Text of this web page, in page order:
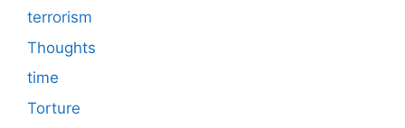
terrorism
Thoughts
time
Torture